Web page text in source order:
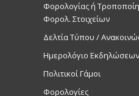
Φορολογίας ή
Φορολ. Στοιχείων
Δελτία Τύπου /
Ημερολόγιο Εκδηλώσεων
Πολιτικοί Γάμοι
Φορολογίες